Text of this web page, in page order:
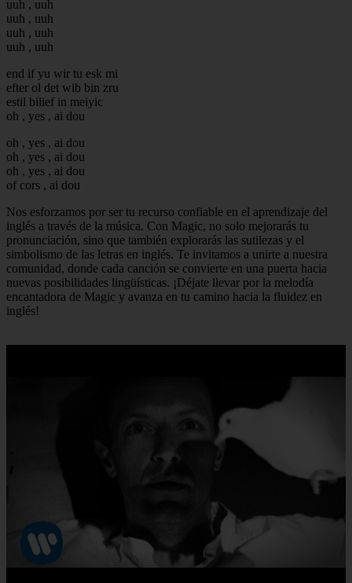
uuh , uuh
uuh , uuh
uuh , uuh
uuh , uuh
end if yu wir tu esk mi
efter ol det wib bin zru
estil bilief in meiyic
oh , yes , ai dou
oh , yes , ai dou
oh , yes , ai dou
oh , yes , ai dou
of cors , ai dou
Nos esforzamos por ser tu recurso confiable en el aprendizaje del
inglés a través de la música. Con Magic, no solo mejorarás tu
pronunciación, sino que también explorarás las sutilezas y el
simbolismo de las letras en inglés. Te invitamos a unirte a nuestra
comunidad, donde cada canción se convierte en una puerta hacia
nuevas posibilidades lingüísticas. ¡Déjate llevar por la melodía
encantadora de Magic y avanza en tu camino hacia la fluidez en
inglés!